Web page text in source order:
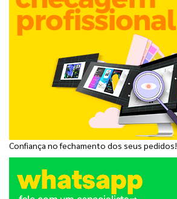
Confiança no fechamento dos seus pedidos!